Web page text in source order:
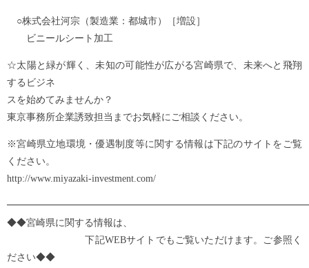
○株式会社河宗（製造業：都城市）［増設］
ビニールシート加工
☆太陽と緑が輝く、未知の可能性が広がる宮崎県で、未来へと飛翔
するビジネ
スを始めてみませんか？
東京事務所企業誘致担当までお気軽にご相談ください。
※宮崎県立地環境・優遇制度等に関する情報は下記のサイトをご覧
ください。
http://www.miyazaki-investment.com/
◆◆宮崎県に関する情報は、
下記WEBサイトでもご覧いただけます。ご参照く
ださい◆◆